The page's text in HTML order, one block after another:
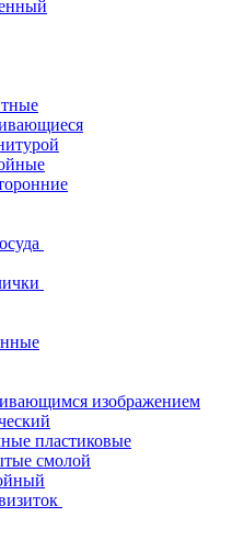
изображением
пластиковые
смолой